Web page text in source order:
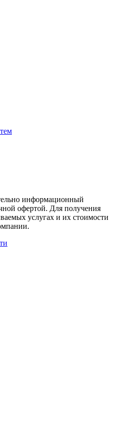
информационный
офертой. Для получения
услугах и их стоимости